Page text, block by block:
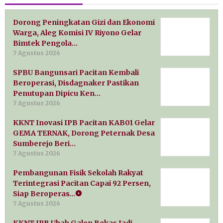
Dorong Peningkatan Gizi dan Ekonomi
Warga, Aleg Komisi IV Riyono Gelar
Bimtek Pengola…
7 Agustus 2026
SPBU Bangunsari Pacitan Kembali
Beroperasi, Disdagnaker Pastikan
Penutupan Dipicu Ken…
7 Agustus 2026
KKNT Inovasi IPB Pacitan KAB01 Gelar
GEMA TERNAK, Dorong Peternak Desa
Sumberejo Beri…
7 Agustus 2026
Pembangunan Fisik Sekolah Rakyat
Terintegrasi Pacitan Capai 92 Persen,
Siap Beroperas…
7 Agustus 2026